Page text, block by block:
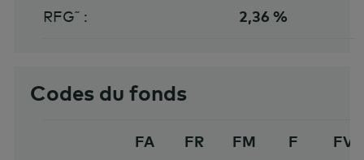
RFG˜ : 2,36 %
Codes du fonds
FA FR FM F FV